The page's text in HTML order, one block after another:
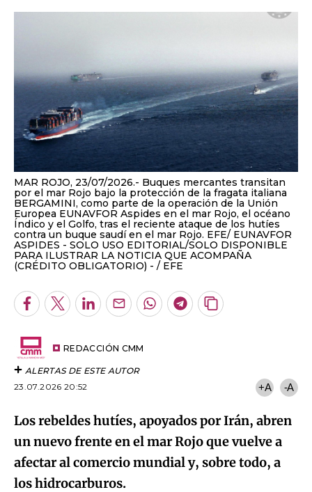
MAR ROJO, 23/07/2026.- Buques mercantes transitan
por el mar Rojo bajo la protección de la fragata italiana
BERGAMINI, como parte de la operación de la Unión
Europea EUNAVFOR Aspides en el mar Rojo, el océano
Índico y el Golfo, tras el reciente ataque de los hutíes
contra un buque saudí en el mar Rojo. EFE/ EUNAVFOR
ASPIDES - SOLO USO EDITORIAL/SOLO DISPONIBLE
PARA ILUSTRAR LA NOTICIA QUE ACOMPAÑA
(CRÉDITO OBLIGATORIO) -
EFE
Facebook
TwitterLinkedInEnviarWhatsapp
Telegram
Copiar
REDACCIÓN CMM
ALERTAS DE ESTE AUTOR
23.07.2026 20:52
+A -A
Los rebeldes hutíes, apoyados por Irán, abren
un nuevo frente en el mar Rojo que vuelve a
afectar al comercio mundial y, sobre todo, a
los hidrocarburos.